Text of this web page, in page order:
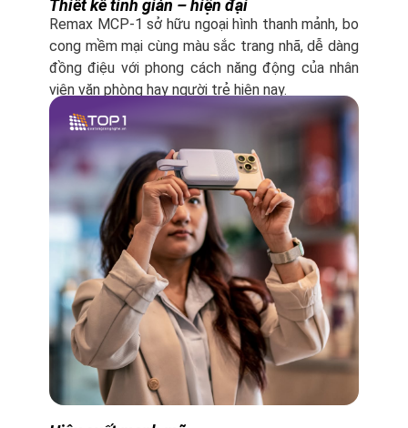
Thiết kế tinh giản – hiện đại
Remax MCP-1 sở hữu ngoại hình thanh mảnh, bo
cong mềm mại cùng màu sắc trang nhã, dễ dàng
đồng điệu với phong cách năng động của nhân
viên văn phòng hay người trẻ hiện nay.